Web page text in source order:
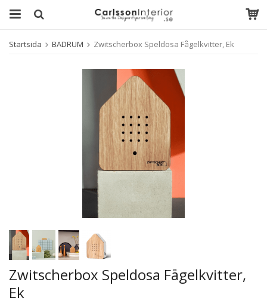
Startsida BADRUM Zwitscherbox Speldosa Fågelkvitter, Ek
Zwitscherbox Speldosa Fågelkvitter,
Ek